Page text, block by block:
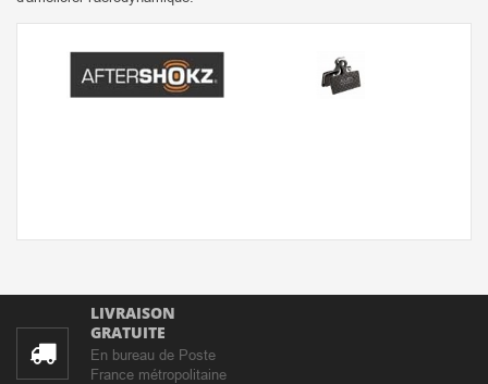
LIVRAISON
GRATUITE
En bureau de Poste
France métropolitaine